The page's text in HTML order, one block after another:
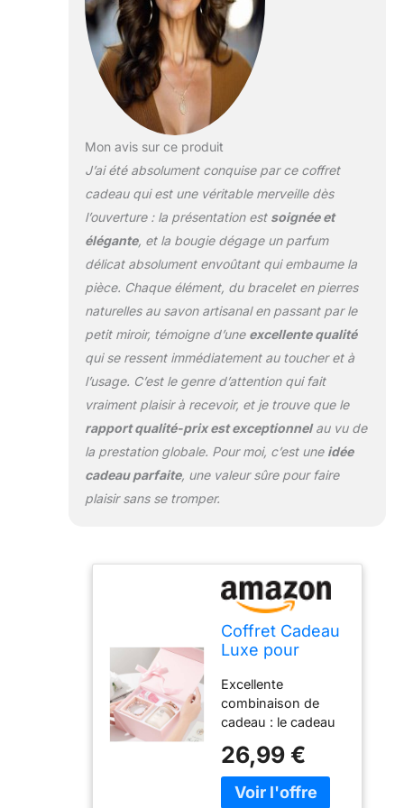
relaxation ou de
soins personnels
pour les femmes.
Bougie
d'aromathérapie à
la lavande : cette
fabriquée à partir de
cire de soja
végétalienne et
infusée avec de
l'essence de
lavande naturelle,
offrant un parfum
enchanteur pour
votre maison. Notre
bougie sans
toxines est
dépourvue de
phtalates nocifs, de
paraffine ou de
colorants artificiels,
contenant
uniquement de la
cire de soja
naturelle, sûre et
respectueuse des
animaux. Bracelet
en cristal naturel : le
bracelet en cristal
se compose de 15
jaspe zébré rose et
de 5 perles de lave.
Ce sont tous des
de la terre, le jaspe
et la lave sont des
pierres très
Mon avis sur ce produit
J’ai été absolument conquise par ce coffret
cadeau qui est une véritable merveille dès
l’ouverture : la présentation est soignée et
élégante, et la bougie dégage un parfum
délicat absolument envoûtant qui embaume la
pièce. Chaque élément, du bracelet en pierres
naturelles au savon artisanal en passant par le
petit miroir, témoigne d’une excellente qualité
qui se ressent immédiatement au toucher et à
l’usage. C’est le genre d’attention qui fait
vraiment plaisir à recevoir, et je trouve que le
rapport qualité-prix est exceptionnelau vu de
la prestation globale. Pour moi, c’est une idée
cadeau parfaite, une valeur sûre pour faire
plaisir sans se tromper.
Coffret Cadeau
Luxe pour
Bougie
Parfumée
350g, Bracelet
Lave & Jaspe,
Savon Rose
Artisanal, Miroir
de Maquillage -
Excellente
combinaison de
cadeau : le cadeau
compose de
bougies parfumées
à la lavande, d'un
26,99 €